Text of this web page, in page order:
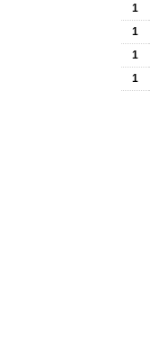
1
1
1
1